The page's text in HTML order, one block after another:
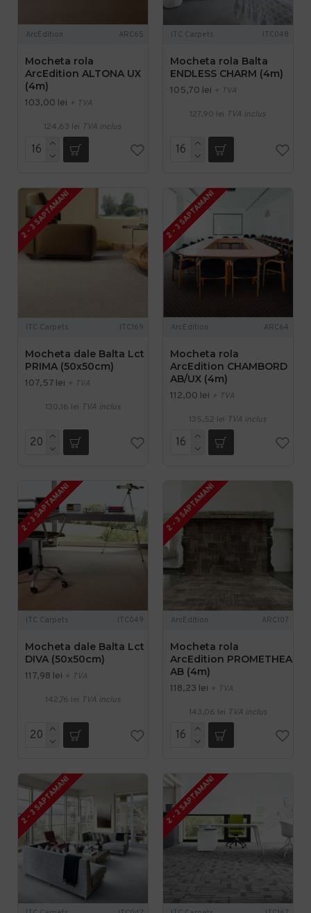
ArcEdition ARC65
Mocheta rola
ArcEdition ALTONA UX
(4m)
103,00 lei + TVA
124,63 lei TVA inclus
ITC Carpets ITC048
Mocheta rola Balta
ENDLESS CHARM (4m)
105,70 lei + TVA
127,90 lei TVA inclus
2 - 3 SAPTAMANI
ITC Carpets ITC169
Mocheta dale Balta Lct
PRIMA (50x50cm)
107,57 lei + TVA
130,16 lei TVA inclus
2 - 3 SAPTAMANI
ArcEdition ARC64
Mocheta rola
ArcEdition CHAMBORD
AB/UX (4m)
112,00 lei + TVA
135,52 lei TVA inclus
2 - 3 SAPTAMANI
ITC Carpets ITC049
Mocheta dale Balta Lct
DIVA (50x50cm)
117,98 lei + TVA
142,76 lei TVA inclus
2 - 3 SAPTAMANI
ArcEdition ARC107
Mocheta rola
ArcEdition PROMETHEA
AB (4m)
118,23 lei + TVA
143,06 lei TVA inclus
2 - 3 SAPTAMANI 2 - 3 SAPTAMANI